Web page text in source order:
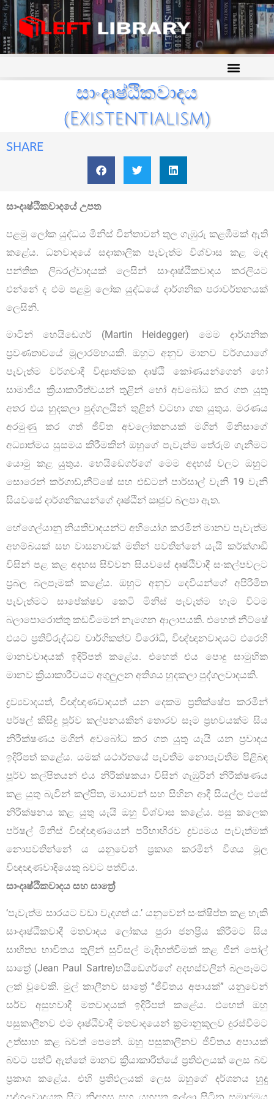
සාංදෘෂ්ඨිකවාදය
(Existentialism)
SHARE
සාංදෘෂ්ඨිකවාදයේ උපත
පළමු ලෝක යුද්ධය මිනිස් චින්තාවන් තුල ගැඹුරු කළඹීමක් ඇති
කළේය. ධනවාදයේ සදාකාලික පැවැත්ම විශ්වාස කළ මැද
පන්තික ලිබරල්වාදයක් ලෙසින් සාංදෘෂ්ඨිකවාදය කරලියට
එන්නේ ද එම පළමු ලෝක යුද්ධයේ දාර්ශනික පරාවර්තනයක්
ලෙසිනි.
මාටින් හෙයිඩෙගර් (Martin Heidegger) මෙම දාර්ශනික
ප්‍රවණතාවයේ මූලාරම්භයකි. ඔහුට අනුව මානව වර්ගයාගේ
පැවැත්ම වර්ගවාදී විද්‍යාත්මක දෘෂ්ඨි කෝණයන්ගෙන් හෝ
සාමාජීය ක්‍රියාකාරීත්වයන් තුළින් හෝ අවබෝධ කර ගත යුතු
අතර එය හුදකලා පුද්ගලයින් තුළින් වටහා ගත යුතුය. මරණය
අරමුණු කර ගත් ජීවිත අවලෝකනයක් මගින් මිනිසාගේ
අධ්‍යාත්මය සුසමය කිරීමකින් ඔහුගේ පැවැත්ම තේරුම් ගැනීමට
යොමු කළ යුතුය. හෙයිඩෙගර්ගේ මෙම අදහස් වලට ඔහුට
සොරෙන් කර්ගාඩ්,නීට්ෂේ සහ එඩ්ටන් පාර්සාල් වැනි 19 වැනි
සියවසේ දාර්ශනිකයන්ගේ දෘෂ්ඨීන් ඍජුව බලපා ඇත.
හේගෙල්යානු නියතිවාදයන්ට අභියෝග කරමින් මානව පැවැත්ම
අහම්බයක් සහ වාසනාවක් මතින් පවතින්නේ යැයි කර්ක්ගාඩි
විසින් පළ කළ අදහස සිව්වන සියවසේ දෘෂ්ඨිවාදී සංකල්පවලට
ප්‍රබල බලපෑමක් කළේය. ඔහුට අනුව දෙවියන්ගේ අපිරිමිත
පැවැත්මට සාපේක්ෂව කෙටි මිනිස් පැවැත්ම හැම විටම
බලාපොරොත්තු කඩවීමෙන් නැගෙන ආලාපයකි. එහෙත් නීට්ෂේ
එයට ප්‍රතිවිරුද්ධව වාර්ගිකත්ව විරෝධි, විඥ්ඥානවාදයට එරෙහි
මානවවාදයක් ඉදිරිපත් කළේය. එහෙත් එය පොදු සාමුහික
මානව ක්‍රියාකාරීවයට අගුලුලන අතිශය හුදකලා පුද්ගලවාදයකි.
ද්‍රව්‍යවාදයත්, විඥ්ඥාණවාදයත් යන දෙකම ප්‍රතික්ෂේප කරමින්
පර්ෂල් කිසිදු පූර්ව කල්පනයකින් තොරව සෑම ප්‍රභවයක්ම සිය
නිරීක්ෂණය මගින් අවබෝධ කර ගත යුතු යැයි යන ප්‍රවාදය
ඉදිරිපත් කළේය. යමක් යථාර්තයේ පැවතීම නොපැවතීම පිළිබඳ
පූර්ව කල්පිතයන් එය නිරීක්ෂකයා විසින් ගැඹුරින් නිරීක්ෂණය
කළ යුතු බැවින් කල්පිත, මායාවන් සහ සිහින ආදී සියල්ල එසේ
නිරීක්ෂනය කළ යුතු යැයි ඔහු විශ්වාස කළේය. පසු කලෙක
පර්ෂල් මිනිස් විඥ්ඥාණයෙන් පරිභාහිරව ද්‍රව්‍යමය පැවැත්මක්
නොපවතින්නේ ය යනුවෙන් ප්‍රකාශ කරමින් විශය මූල
විඥඥාණවාදියෙකු බවට පත්විය.
සාංදෘෂ්ඨිකවාදය සහ සාත්‍රේ
‘පැවැත්ම සාරයට වඩා වැදගත් ය.’ යනුවෙන් සංක්ෂිප්ත කළ හැකි
සාංදෘෂ්ඨිකවාදී මතවාදය ලෝකය පුරා ජනප්‍රිය කිරීමට සිය
සාහිත්‍ය භාවිතය තුලින් සුවිසල් මැදිහත්වීමක් කළ ජින් පෝල්
සාත්‍රේ (Jean Paul Sartre)හයිඩෙගර්ගේ අදහස්වලින් බලපෑමට
ලක් වූවෙකි. මුල් කාලීනව සාත්‍රේ “ජීවිතය අපායක්” යනුවෙන්
සර්ව අසුභවාදී මතවාදයක් ඉදිරිපත් කළේය. එහෙත් ඔහු
පසුකාලීනව එම දෘෂ්ඨිවාදී මතවාදයෙන් ක්‍රමානුකූලව දුරස්වීමට
උත්සාහ කළ බවත් පෙනේ. ඔහු පසුකාලීනව ජීවිතය අපායක්
බවට පත්වී ඇත්තේ මානව ක්‍රියාකාරීත්යේ ප්‍රතිඵලයක් ලෙස බව
ප්‍රකාශ කළේය. එහි ප්‍රතිඵලයක් ලෙස ඔහුගේ දර්ශනය හුදු